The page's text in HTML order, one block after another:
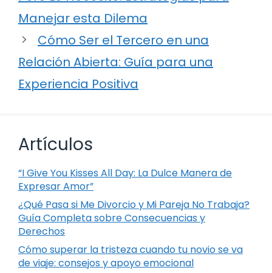
Manejar esta Dilema
Cómo Ser el Tercero en una
Relación Abierta: Guía para una
Experiencia Positiva
Artículos
“I Give You Kisses All Day: La Dulce Manera de
Expresar Amor”
¿Qué Pasa si Me Divorcio y Mi Pareja No Trabaja?
Guía Completa sobre Consecuencias y
Derechos
Cómo superar la tristeza cuando tu novio se va
de viaje: consejos y apoyo emocional